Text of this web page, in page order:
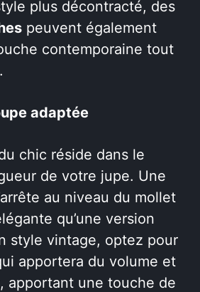
plus décontracté, des
peuvent également
contemporaine tout
adaptée
chic réside dans le
de votre jupe. Une
au niveau du mollet
qu’une version
style vintage, optez pour
apportera du volume et
apportant une touche de